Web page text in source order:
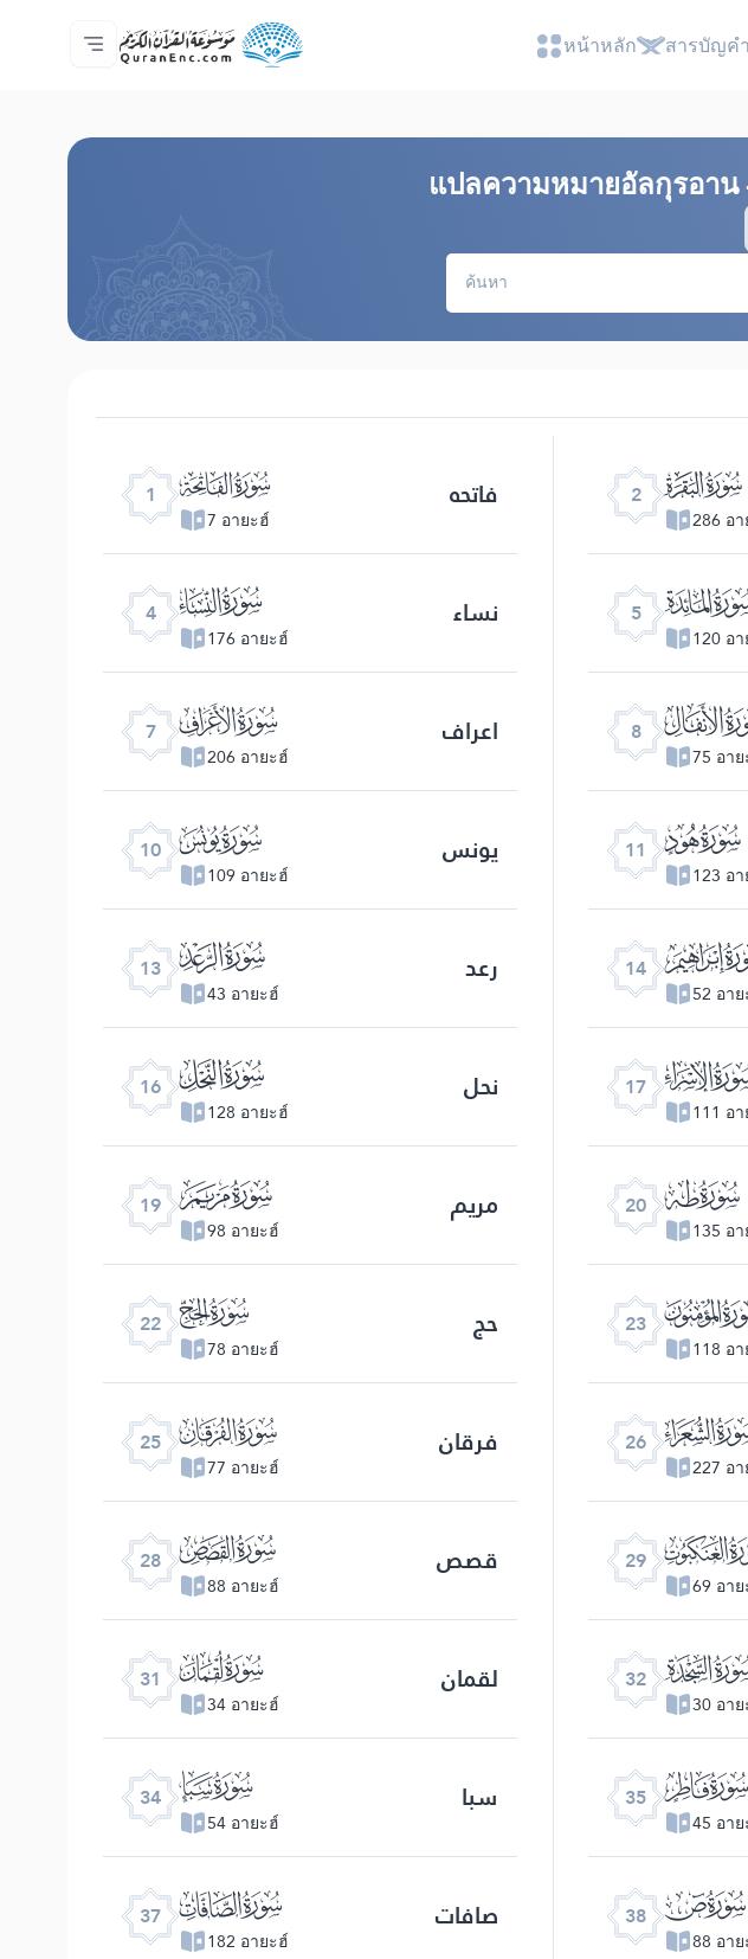
หน้าหลัก
สารบัญ​คำแปล
Audio
บริการสำหรับนักพัฒนา - API
เกี่ยวกับโครงการ
ติดต่อเรา
ภาษา หน้าหลัก สารบัญ​ค
แปล​ความหมาย​อัลกุรอา
1 ﮍ
7 อายะฮ์
فاتحه 2 ﮎ
286 อ
4 ﮐ
176 อายะฮ์
نساء 5
120 อ
7 ﮓ
206 อายะฮ์
اعراف 8
75 อา
10 ﮖ
109 อายะฮ์
یونس 11 ﮗ
123 อ
13 ﮙ
43 อายะฮ์
رعد 14
52 อา
16 ﮜ
128 อายะฮ์
نحل 17
111 อ
19 ﮟ
98 อายะฮ์
مریم 20 ﮠ
135 อ
22 ﮢ
78 อายะฮ์
حج 23
118 อ
25 ﮥ
77 อายะฮ์
فرقان 26
227 อ
28 ﮨ
88 อายะฮ์
قصص 29
69 อา
31 ﮫ
34 อายะฮ์
لقمان 32
30 อา
34 ﮮ
54 อายะฮ์
سبا 35 ﮯ
45 อา
37 ﮱ
182 อายะฮ์
صافات 38 ﯓ
88 อา